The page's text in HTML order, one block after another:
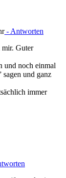
- Antworten
mir. Guter
und noch einmal
und ganz
immer